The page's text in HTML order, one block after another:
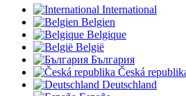
International
Belgien
Belgique
België
България
Česká
Deutschland